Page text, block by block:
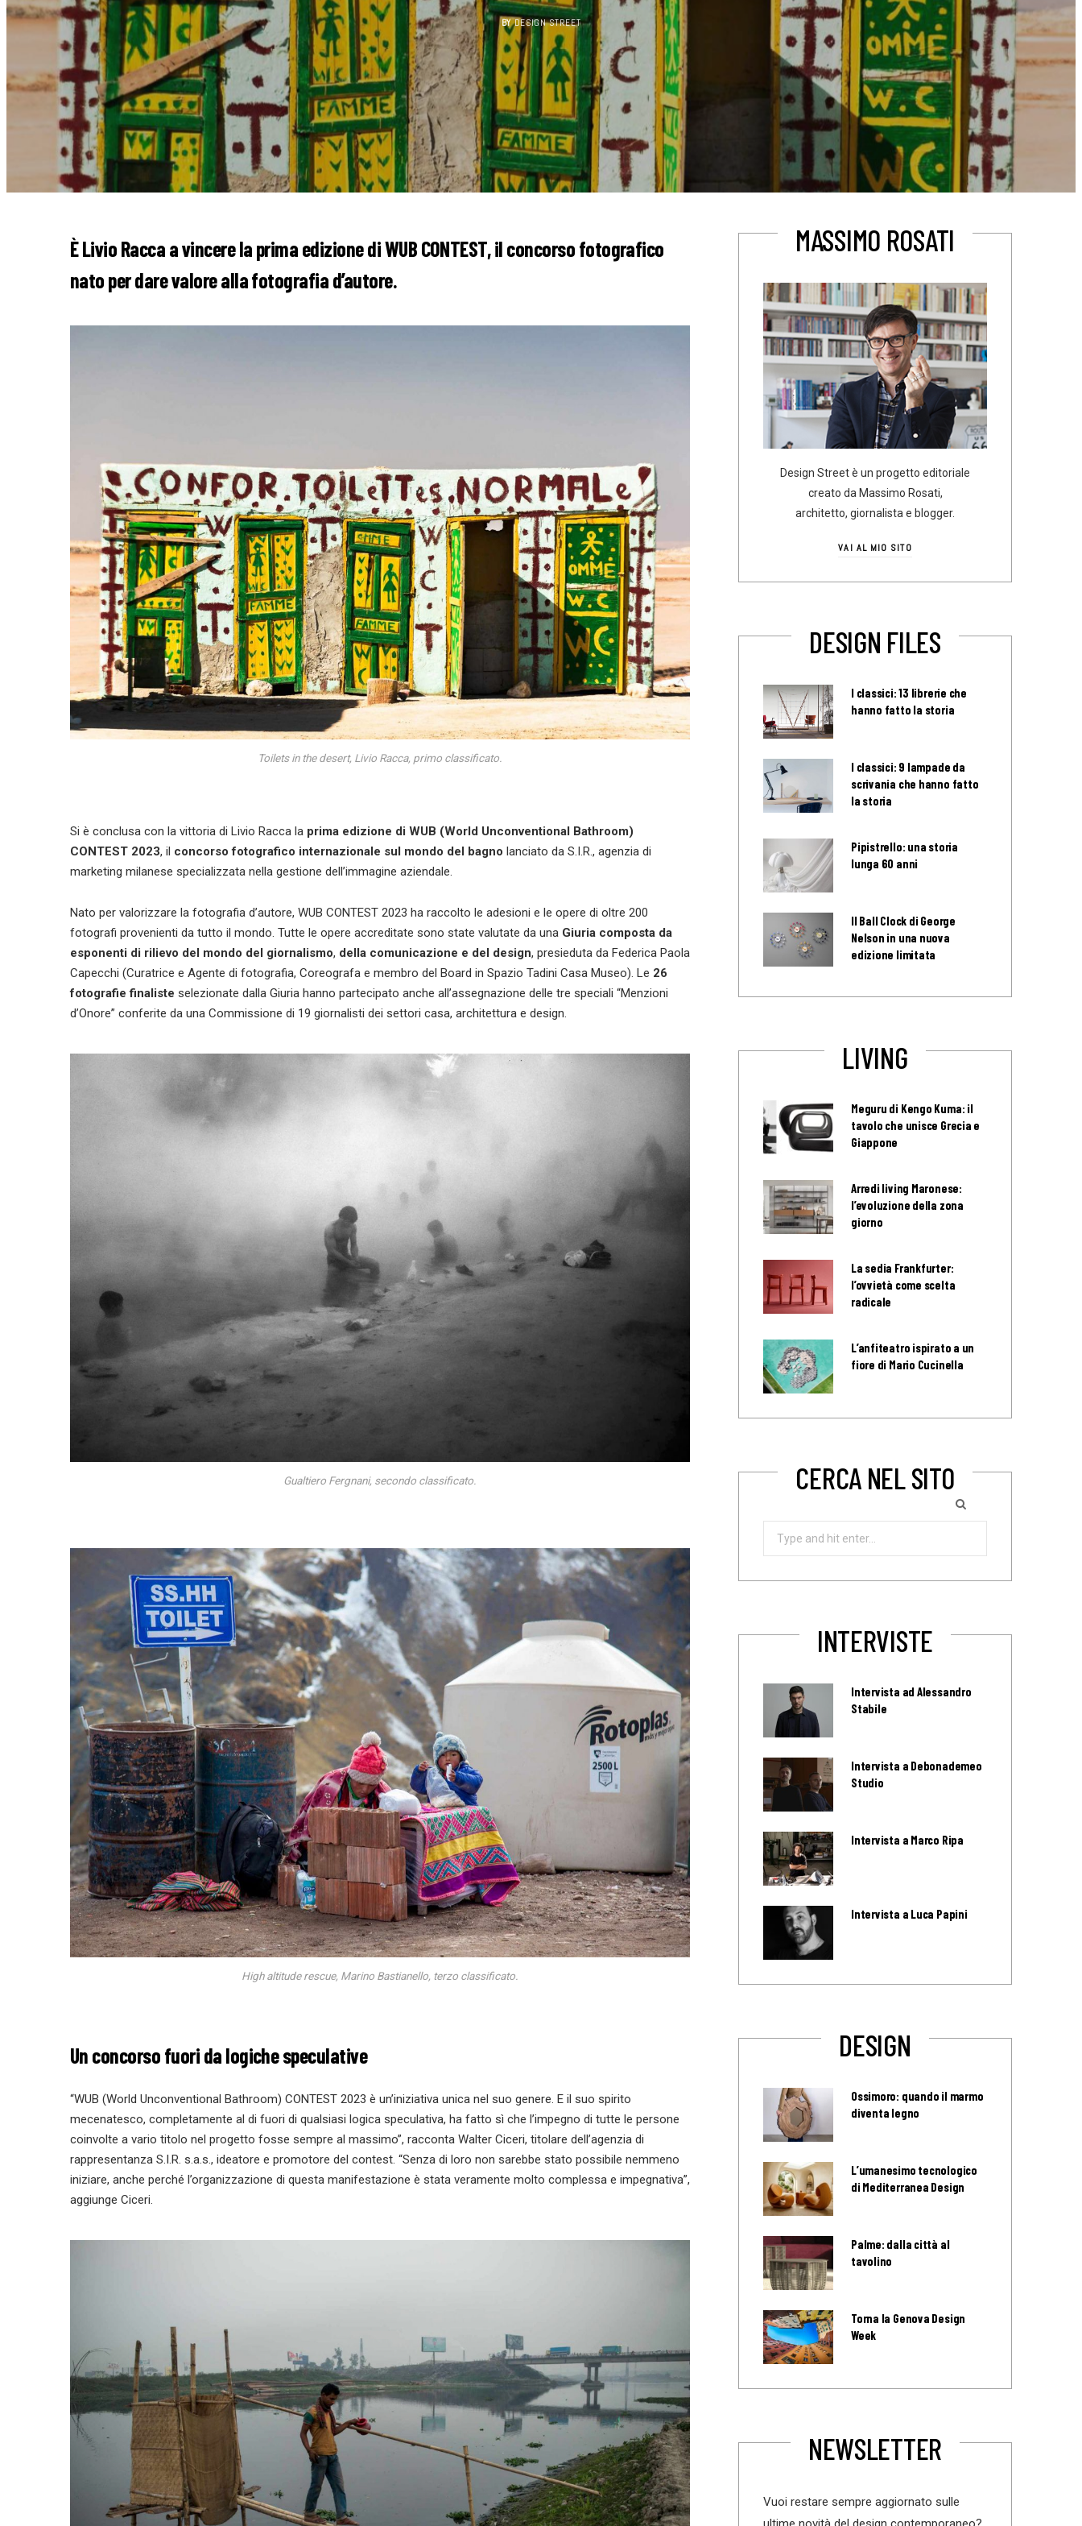
BY DESIGN STREET
È Livio Racca a vincere la prima edizione di WUB CONTEST, il concorso fotografico
nato per dare valore alla fotografia d’autore.
Toilets in the desert, Livio Racca, primo classificato.
Si è conclusa con la vittoria di Livio Racca la prima edizione di WUB (World Unconventional Bathroom)
CONTEST 2023, il concorso fotografico internazionale sul mondo del bagno lanciato da S.I.R., agenzia di
marketing milanese specializzata nella gestione dell’immagine aziendale.
Nato per valorizzare la fotografia d’autore, WUB CONTEST 2023 ha raccolto le adesioni e le opere di oltre 200
fotografi provenienti da tutto il mondo. Tutte le opere accreditate sono state valutate da una Giuria composta da
esponenti di rilievo del mondo del giornalismo, della comunicazione e del design, presieduta da Federica Paola
Capecchi (Curatrice e Agente di fotografia, Coreografa e membro del Board in Spazio Tadini Casa Museo). Le 26
fotografie finaliste selezionate dalla Giuria hanno partecipato anche all’assegnazione delle tre speciali “Menzioni
d’Onore” conferite da una Commissione di 19 giornalisti dei settori casa, architettura e design.
Gualtiero Fergnani, secondo classificato.
High altitude rescue, Marino Bastianello, terzo classificato.
Un concorso fuori da logiche speculative
“WUB (World Unconventional Bathroom) CONTEST 2023 è un’iniziativa unica nel suo genere. E il suo spirito
mecenatesco, completamente al di fuori di qualsiasi logica speculativa, ha fatto sì che l’impegno di tutte le persone
coinvolte a vario titolo nel progetto fosse sempre al massimo”, racconta Walter Ciceri, titolare dell’agenzia di
rappresentanza S.I.R. s.a.s., ideatore e promotore del contest. “Senza di loro non sarebbe stato possibile nemmeno
iniziare, anche perché l’organizzazione di questa manifestazione è stata veramente molto complessa e impegnativa”,
aggiunge Ciceri.
MASSIMO ROSATI
Design Street è un progetto editoriale
creato da Massimo Rosati,
architetto, giornalista e blogger.
VAI AL MIO SITO
DESIGN FILES
I classici: 13 librerie che
hanno fatto la storia
I classici: 9 lampade da
scrivania che hanno fatto
la storia
Pipistrello: una storia
lunga 60 anni
Il Ball Clock di George
Nelson in una nuova
edizione limitata
LIVING
Meguru di Kengo Kuma: il
tavolo che unisce Grecia e
Giappone
Arredi living Maronese:
l’evoluzione della zona
giorno
La sedia Frankfurter:
l’ovvietà come scelta
radicale
L’anfiteatro ispirato a un
fiore di Mario Cucinella
CERCA NEL SITO
Search
INTERVISTE
Intervista ad Alessandro
Stabile
Intervista a Debonademeo
Studio
Intervista a Marco Ripa
Intervista a Luca Papini
DESIGN
Ossimoro: quando il marmo
diventa legno
L’umanesimo tecnologico
di Mediterranea Design
Palme: dalla città al
tavolino
Torna la Genova Design
Week
NEWSLETTER
Vuoi restare sempre aggiornato sulle